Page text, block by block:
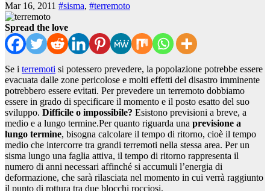
Mar 16, 2011 #sisma, #terremoto
Spread the love
Se i terremoti si potessero prevedere, la popolazione potrebbe essere
evacuata dalle zone pericolose e molti effetti del disastro imminente
potrebbero essere evitati. Per prevedere un terremoto dobbiamo
essere in grado di specificare il momento e il posto esatto del suo
sviluppo. Difficile o impossibile? Esistono previsioni a breve, a
medio e a lungo termine.Per quanto riguarda una previsione a
lungo termine, bisogna calcolare il tempo di ritorno, cioè il tempo
medio che intercorre tra grandi terremoti nella stessa area. Per un
sisma lungo una faglia attiva, il tempo di ritorno rappresenta il
numero di anni necessari affinché si accumuli l’energia di
deformazione, che sarà rilasciata nel momento in cui verrà raggiunto
il punto di rottura tra due blocchi rocciosi.